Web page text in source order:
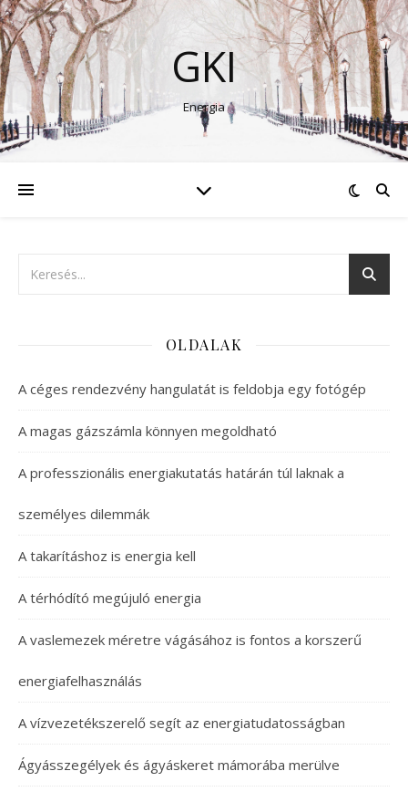
GKI
Energia
OLDALAK
A céges rendezvény hangulatát is feldobja egy fotógép
A magas gázszámla könnyen megoldható
A professzionális energiakutatás határán túl laknak a
személyes dilemmák
A takarításhoz is energia kell
A térhódító megújuló energia
A vaslemezek méretre vágásához is fontos a korszerű
energiafelhasználás
A vízvezetékszerelő segít az energiatudatosságban
Ágyásszegélyek és ágyáskeret mámorába merülve